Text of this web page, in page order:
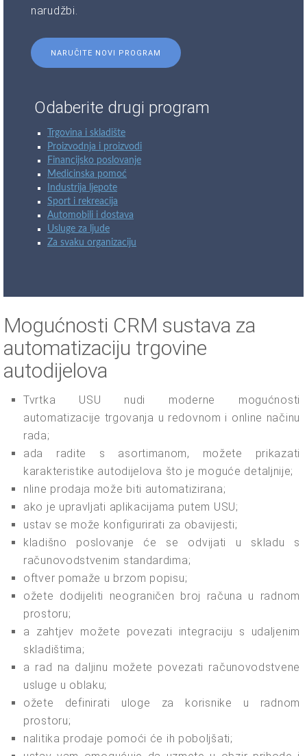
narudžbi.
NARUČITE NOVI PROGRAM
Odaberite drugi program
Trgovina i skladište
Proizvodnja i proizvodi
Financijsko poslovanje
Medicinska pomoć
Industrija ljepote
Sport i rekreacija
Automobili i dostava
Usluge za ljude
Za svaku organizaciju
Mogućnosti CRM sustava za
automatizaciju trgovine
autodijelova
Tvrtka USU nudi moderne mogućnosti
automatizacije trgovanja u redovnom i online načinu
rada;
ada radite s asortimanom, možete prikazati
karakteristike autodijelova što je moguće detaljnije;
nline prodaja može biti automatizirana;
ako je upravljati aplikacijama putem USU;
ustav se može konfigurirati za obavijesti;
kladišno poslovanje će se odvijati u skladu s
računovodstvenim standardima;
oftver pomaže u brzom popisu;
ožete dodijeliti neograničen broj računa u radnom
prostoru;
a zahtjev možete povezati integraciju s udaljenim
skladištima;
a rad na daljinu možete povezati računovodstvene
usluge u oblaku;
ožete definirati uloge za korisnike u radnom
prostoru;
nalitika prodaje pomoći će ih poboljšati;